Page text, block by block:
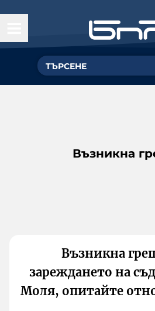
Възникна
Възникна
зареждането на
Моля, опитайте